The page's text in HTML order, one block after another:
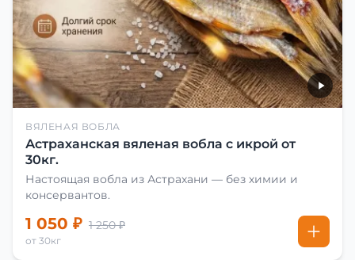
ВЯЛЕНАЯ ВОБЛА
Астраханская вяленая вобла с икрой от
30кг.
Настоящая вобла из Астрахани — без химии и
консервантов.
1 050 ₽ 1 250 ₽
от 30кг